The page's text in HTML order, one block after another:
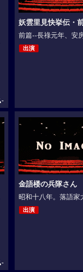
-
妖雲里見快挙伝・
前篇--長祿元年、安
出演
-
金語楼の兵隊さん
昭和十八年。落語家
出演